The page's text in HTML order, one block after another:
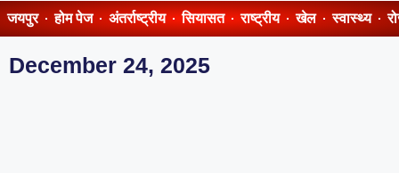
जयपुर होम पेज अंतर्राष्ट्रीय सियासत राष्ट्रीय खेल स्वास्थ्य
December 24, 2025